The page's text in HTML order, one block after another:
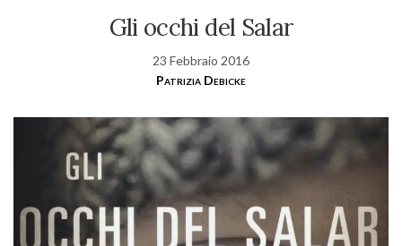
Gli occhi del Salar
23 Febbraio 2016
Patrizia Debicke